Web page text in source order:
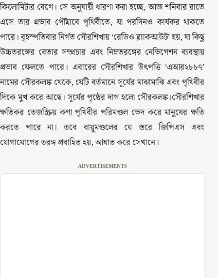
কিলোমিটার বেগে। সে অনুযায়ী ধারণা করা হচ্ছে, আজ শনিবার রাতে
এসে তার প্রভাব পৌঁছাবে পৃথিবীতে, যা পরদিনও কার্যকর থাকতে
পারে। বৃহস্পতিবার নির্গত সৌরশিখায় ‘রেডিও ব্ল্যাকআউট’ হয়, যা কিছু
উচ্চতরঙ্গের বেতার সম্প্রচার এবং নিম্নতরঙ্গের নেভিগেশন ব্যবস্থায়
প্রভাব ফেলতে পারে। এবারের সৌরশিখার উৎপত্তি ‘এআর২৮৮৭’
নামের সৌরকলঙ্ক থেকে, যেটি বর্তমানে সূর্যের মাঝামাঝি এবং পৃথিবীর
দিকে মুখ করে আছে। সূর্যের পৃষ্ঠের দাগ হলো সৌরকলঙ্ক।সৌরশিখার
ক্ষতিকর তেজস্ক্রিয় কণা পৃথিবীর পরিমণ্ডল ভেদ করে মানুষের ক্ষতি
করতে পারে না। তবে বায়ুমণ্ডলের যে স্তরে জিপিএস এবং
যোগাযোগের তরঙ্গ প্রবাহিত হয়, আঘাত করে সেখানে।
ADVERTISEMENTS